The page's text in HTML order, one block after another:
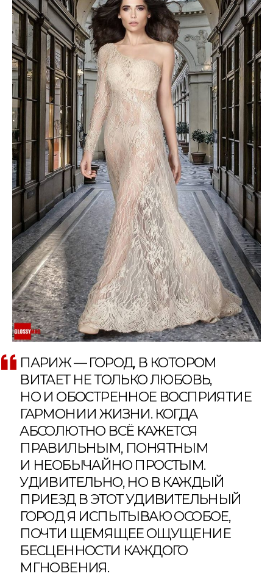
ПАРИЖ — ГОРОД, В КОТОРОМ
ВИТАЕТ НЕ ТОЛЬКО ЛЮБОВЬ,
НО И ОБОСТРЕННОЕ ВОСПРИЯТИЕ
ГАРМОНИИ ЖИЗНИ. КОГДА
АБСОЛЮТНО ВСЁ КАЖЕТСЯ
ПРАВИЛЬНЫМ, ПОНЯТНЫМ
И НЕОБЫЧАЙНО ПРОСТЫМ.
УДИВИТЕЛЬНО, НО В КАЖДЫЙ
ПРИЕЗД В ЭТОТ УДИВИТЕЛЬНЫЙ
ГОРОД Я ИСПЫТЫВАЮ ОСОБОЕ,
ПОЧТИ ЩЕМЯЩЕЕ ОЩУЩЕНИЕ
БЕСЦЕННОСТИ КАЖДОГО
МГНОВЕНИЯ.